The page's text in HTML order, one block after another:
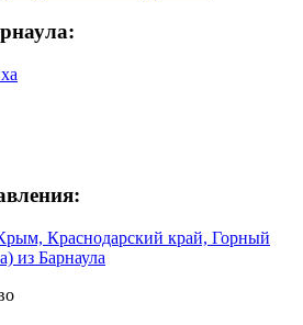
Краснодарский край, Горный
из Барнаула